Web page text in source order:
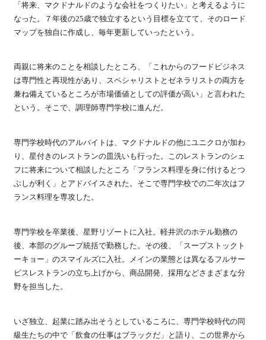
「将来、マクドナルドのような会社をつくりたい」と考えるように
なった。７年後の25歳で独立するという目標を立てて、そのロード
マップを独自に作成し、毎年更新していったという。
両親に将来のことを相談したところ、「これからのフードビジネス
は専門性と再現性があり、スペシャリストとゼネラリストの両方を
兼ね備えているところが市場価値としての評価が高い」と言われた
という。そこで、調理師専門学校に進んだ。
専門学校時代のアルバイトは、マクドナルドの他にユニクロが加わ
り、星付きのレストランの皿洗いも行った。このレストランのシェ
フに将来について相談したところ「フランス料理を身に付けるとつ
ぶしが利く」とアドバイスされた。そこで専門学校での二年次はフ
ランス料理を専攻した。
専門学校を卒業後、星野リゾートに入社。軽井沢のホテル勤務の
後、本部のグループ統括で勤務した。その後、「スープストックト
ーキョー」のスマイルズに入社。メインの業態とは異なるフルサー
ビスレストランの立ち上げから、商品開発、採用などさまざまな分
野を担当した。
いざ独立、起業に踏み出そうとしているころに、専門学校時代の同
級生たちの中で「飲食の仕事はブラックだ」と語り、この世界から